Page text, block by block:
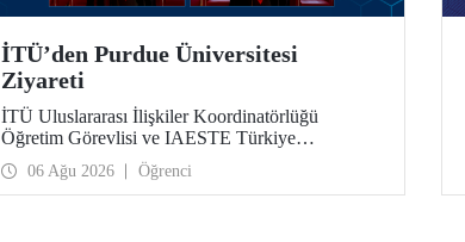
İTÜ’den Purdue Üniversitesi
Ziyareti
İTÜ Uluslararası İlişkiler Koordinatörlüğü
Öğretim Görevlisi ve IAESTE Türkiye
Sorumlusu Cahit Okan, akademik ilişkileri ve iş
birliğini geliştirmek amacıyla 20-27 Temmuz
tarihlerinde ABD’de dünyanın önde gelen
06 Ağu 2026 Öğrenci